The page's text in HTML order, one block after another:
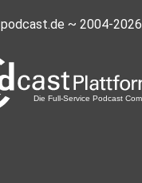
podcast.de ~ 2004-2026